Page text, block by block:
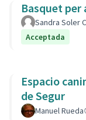
Basquet per
Sandra Soler
Acceptada
Espacio
de Segur
Manuel Rueda